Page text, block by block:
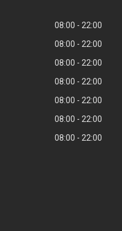
08:00
22:00
08:00
22:00
08:00
22:00
08:00
22:00
08:00
22:00
08:00
22:00
08:00 22:00